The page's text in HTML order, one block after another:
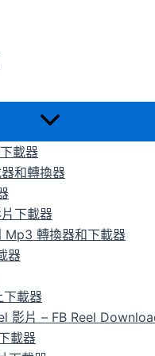
載器
和轉換器
下載器
轉換器和下載器
器
載器
影片 – FB Reel
載器